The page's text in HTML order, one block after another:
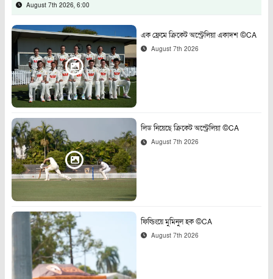
August 7th 2026, 6:00
এক ফ্রেমে ক্রিকেট অস্ট্রেলিয়া একাদশ ©CA
August 7th 2026
লিড নিয়েছে ক্রিকেট অস্ট্রেলিয়া ©CA
August 7th 2026
ফিল্ডিংয়ে মুমিনুল হক ©CA
August 7th 2026